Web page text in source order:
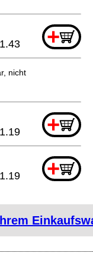
+
1.43
nicht bestellbar
+
1.19
+
1.19